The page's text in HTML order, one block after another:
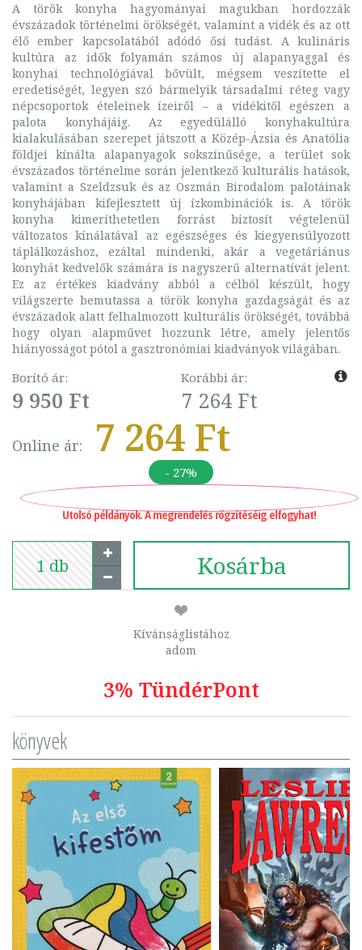
A török konyha hagyományai magukban hordozzák
évszázadok történelmi örökségét, valamint a vidék és az ott
élő ember kapcsolatából adódó ősi tudást. A kulináris
kultúra az idők folyamán számos új alapanyaggal és
konyhai technológiával bővült, mégsem veszítette el
eredetiségét, legyen szó bármelyik társadalmi réteg vagy
népcsoportok ételeinek ízeiről – a vidékitől egészen a
palota konyhájáig. Az egyedülálló konyhakultúra
kialakulásában szerepet játszott a Közép-Ázsia és Anatólia
földjei kínálta alapanyagok sokszínűsége, a terület sok
évszázados történelme során jelentkező kulturális hatások,
valamint a Szeldzsuk és az Oszmán Birodalom palotáinak
konyhájában kifejlesztett új ízkombinációk is. A török
konyha kimeríthetetlen forrást biztosít végtelenül
változatos kínálatával az egészséges és kiegyensúlyozott
táplálkozáshoz, ezáltal mindenki, akár a vegetáriánus
konyhát kedvelők számára is nagyszerű alternatívát jelent.
Ez az értékes kiadvány abból a célból készült, hogy
világszerte bemutassa a török konyha gazdagságát és az
évszázadok alatt felhalmozott kulturális örökségét, továbbá
hogy olyan alapművet hozzunk létre, amely jelentős
hiányosságot pótol a gasztronómiai kiadványok világában.
Borító ár:
9 950 Ft
Korábbi ár:
7 264 Ft
Online ár: 7 264 Ft
- 27%
Utolsó példányok. A megrendelés rögzítéséig elfogyhat!
Kosárba
Kívánságlistához
adom
3% TündérPont
könyvek